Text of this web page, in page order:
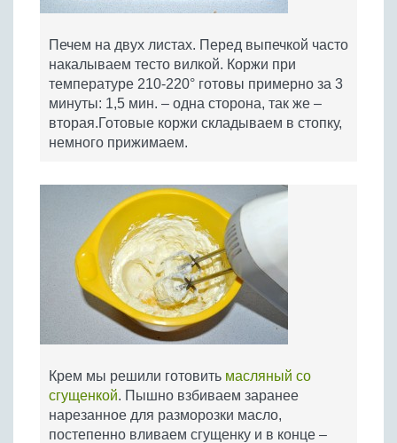
Печем на двух листах. Перед выпечкой часто
накалываем тесто вилкой. Коржи при
температуре 210-220° готовы примерно за 3
минуты: 1,5 мин. – одна сторона, так же –
вторая.Готовые коржи складываем в стопку,
немного прижимаем.
Крем мы решили готовить масляный со
сгущенкой. Пышно взбиваем заранее
нарезанное для разморозки масло,
постепенно вливаем сгущенку и в конце –